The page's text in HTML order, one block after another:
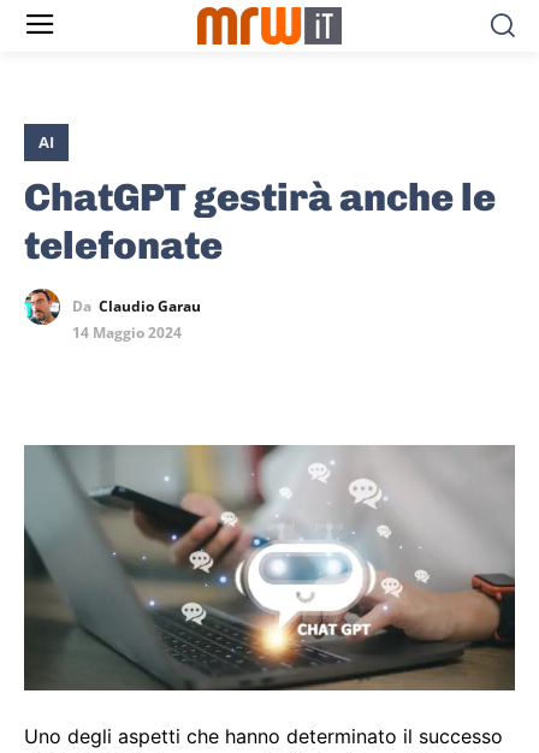
AI
ChatGPT gestirà anche le
telefonate
Da Claudio Garau
14 Maggio 2024
Uno degli aspetti che hanno determinato il successo